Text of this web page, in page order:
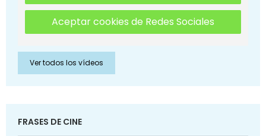
Aceptar cookies de Redes Sociales
Ver todos los vídeos
FRASES DE CINE